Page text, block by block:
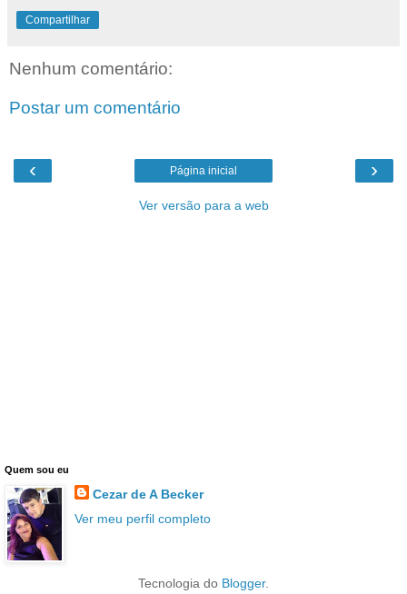
Compartilhar
Nenhum comentário:
Postar um comentário
‹ ›
Página inicial
Ver versão para a web
Quem sou eu
Cezar de A Becker
Ver meu perfil completo
Tecnologia do Blogger.